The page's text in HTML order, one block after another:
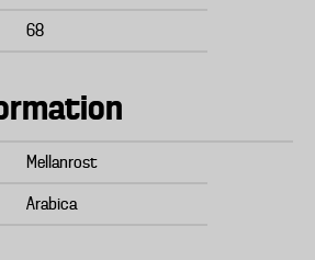
68
Mellanrost
Arabica